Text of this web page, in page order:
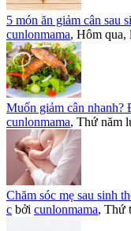
5 món ăn giảm cân sau
cunlonmama, Hôm qua,
Muốn giảm cân nhanh?
cunlonmama, Thứ năm
Chăm sóc mẹ sau sinh
c bởi cunlonmama, Thứ